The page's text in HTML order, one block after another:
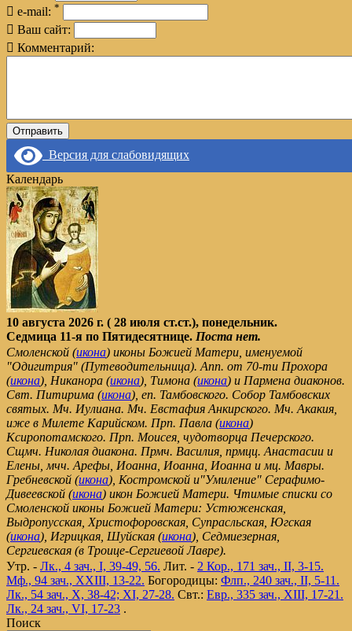
e-mail: *
Ваш сайт:
Комментарий:
Версия для слабовидящих
Календарь
10 августа 2026 г. ( 28 июля ст.ст.), понедельник.
Седмица 11-я по Пятидесятнице. Поста нет.
Смоленской (икона) иконы Божией Матери, именуемой
"Одигитрия" (Путеводительница). Апп. от 70-ти Прохора
(икона), Никанора (икона), Тимона (икона) и Пармена диаконов.
Свт. Питирима (икона), еп. Тамбовского. Собор Тамбовских
святых. Мч. Иулиана. Мч. Евстафия Анкирского. Мч. Акакия,
иже в Милете Карийском. Прп. Павла (икона)
Ксиропотамского. Прп. Моисея, чудотворца Печерского.
Сщмч. Николая диакона. Прмч. Василия, прмцц. Анастасии и
Елены, мчч. Арефы, Иоанна, Иоанна, Иоанна и мц. Мавры.
Гребневской (икона), Костромской и"Умиление" Серафимо-
Дивеевской (икона) икон Божией Матери. Чтимые списки со
Смоленской иконы Божией Матери: Устюженская,
Выдропусская, Христофоровская, Супрасльская, Югская
(икона), Игрицкая, Шуйская (икона), Седмиезерная,
Сергиевская (в Троице-Сергиевой Лавре).
Утр. - Лк., 4 зач., I, 39-49, 56. Лит. - 2 Кор., 171 зач., II, 3-15.
Мф., 94 зач., XXIII, 13-22. Богородицы: Флп., 240 зач., II, 5-11.
Лк., 54 зач., X, 38-42; XI, 27-28. Свт.: Евр., 335 зач., XIII, 17-21.
Лк., 24 зач., VI, 17-23 .
Поиск